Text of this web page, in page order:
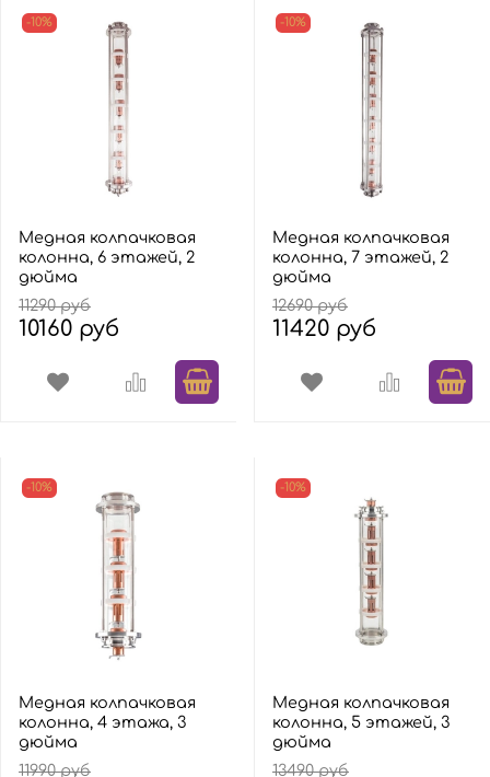
-10%
Медная колпачковая
колонна, 6 этажей, 2
дюйма
11290 руб
10160 руб
-10%
Медная колпачковая
колонна, 7 этажей, 2
дюйма
12690 руб
11420 руб
-10%
Медная колпачковая
колонна, 4 этажа, 3
дюйма
11990 руб
-10%
Медная колпачковая
колонна, 5 этажей, 3
дюйма
13490 руб